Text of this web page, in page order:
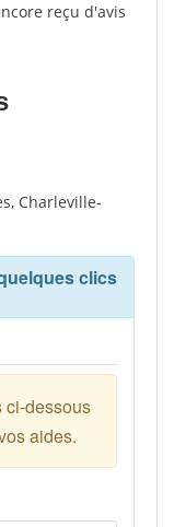
reçu d'avis
Charleville-